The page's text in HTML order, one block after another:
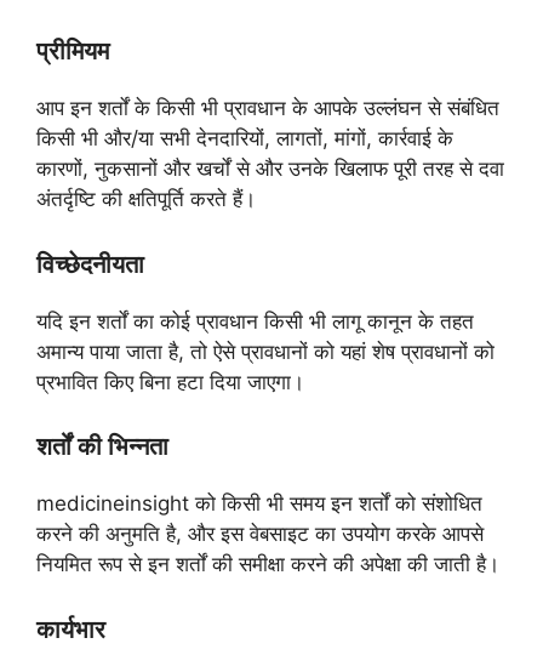
प्रीमियम
आप इन शर्तों के किसी भी प्रावधान के आपके उल्लंघन से संबंधित
किसी भी और/या सभी देनदारियों, लागतों, मांगों, कार्रवाई के
कारणों, नुकसानों और खर्चों से और उनके खिलाफ पूरी तरह से दवा
अंतर्दृष्टि की क्षतिपूर्ति करते हैं।
विच्छेदनीयता
यदि इन शर्तों का कोई प्रावधान किसी भी लागू कानून के तहत
अमान्य पाया जाता है, तो ऐसे प्रावधानों को यहां शेष प्रावधानों को
प्रभावित किए बिना हटा दिया जाएगा।
शर्तों की भिन्नता
medicineinsight को किसी भी समय इन शर्तों को संशोधित
करने की अनुमति है, और इस वेबसाइट का उपयोग करके आपसे
नियमित रूप से इन शर्तों की समीक्षा करने की अपेक्षा की जाती है।
कार्यभार